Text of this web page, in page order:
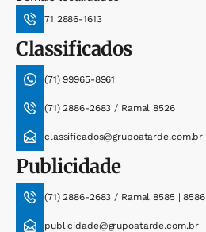
71 2886-1613
Classificados
(71) 99965-8961
(71) 2886-2683 / Ramal 8526
classificados@grupoatarde.com.br
Publicidade
(71) 2886-2683 / Ramal 8585 | 8586
publicidade@grupoatarde.com.br